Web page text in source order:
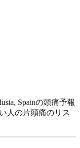
Spainの頭痛予報
人の片頭痛のリス